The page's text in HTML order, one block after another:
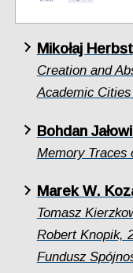
Mikołaj Herbst
Creation and
Academic
Bohdan
Memory Traces
Marek W.
Tomasz
Robert Knopik,
Fundusz